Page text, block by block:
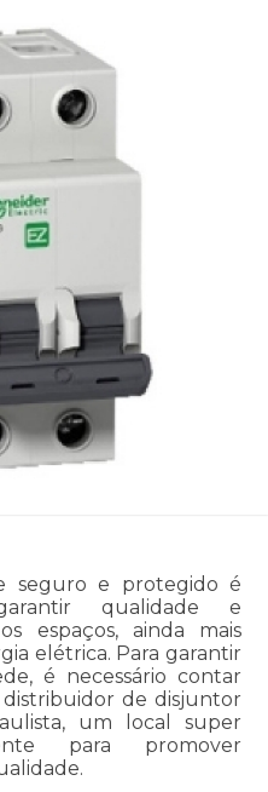
seguro e protegido é
qualidade e
espaços, ainda mais
elétrica. Para garantir
é necessário contar
de disjuntor
um local super
para promover